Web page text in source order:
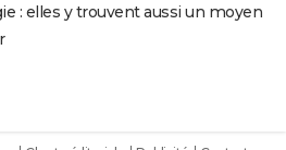
: elles y trouvent aussi un moyen